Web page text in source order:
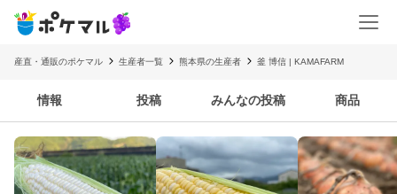
産直・通販のポケマル 生産者一覧 熊本県の生産者 釜 博信 | KAMAFARM
情報 投稿 みんなの投稿 商品